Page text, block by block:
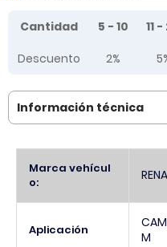
Tier prices table
Cantidad 5 - 10 11
Descuento
2%
Información técnica
Información
Marca vehícul
o:
Aplicación
M